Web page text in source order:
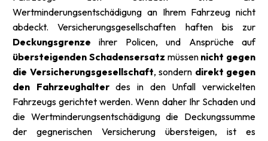
Wertminderungsentschädigung an Ihrem Fahrzeug nicht
abdeckt. Versicherungsgesellschaften haften bis zur
Deckungsgrenze ihrer Policen, und Ansprüche auf
übersteigenden Schadensersatz müssen nicht gegen
die Versicherungsgesellschaft, sondern direkt gegen
den Fahrzeughalterdes in den Unfall verwickelten
Fahrzeugs gerichtet werden. Wenn daher Ihr Schaden und
die Wertminderungsentschädigung die Deckungssumme
der gegnerischen Versicherung übersteigen, ist es